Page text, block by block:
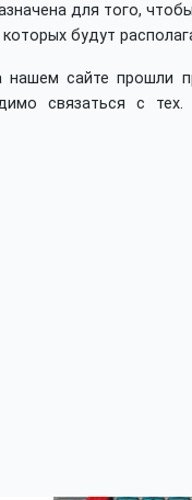
для того,
будут
сайте прошли
связаться с